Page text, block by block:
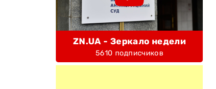
ZN.UA - Зеркало недели
5610 подписчиков